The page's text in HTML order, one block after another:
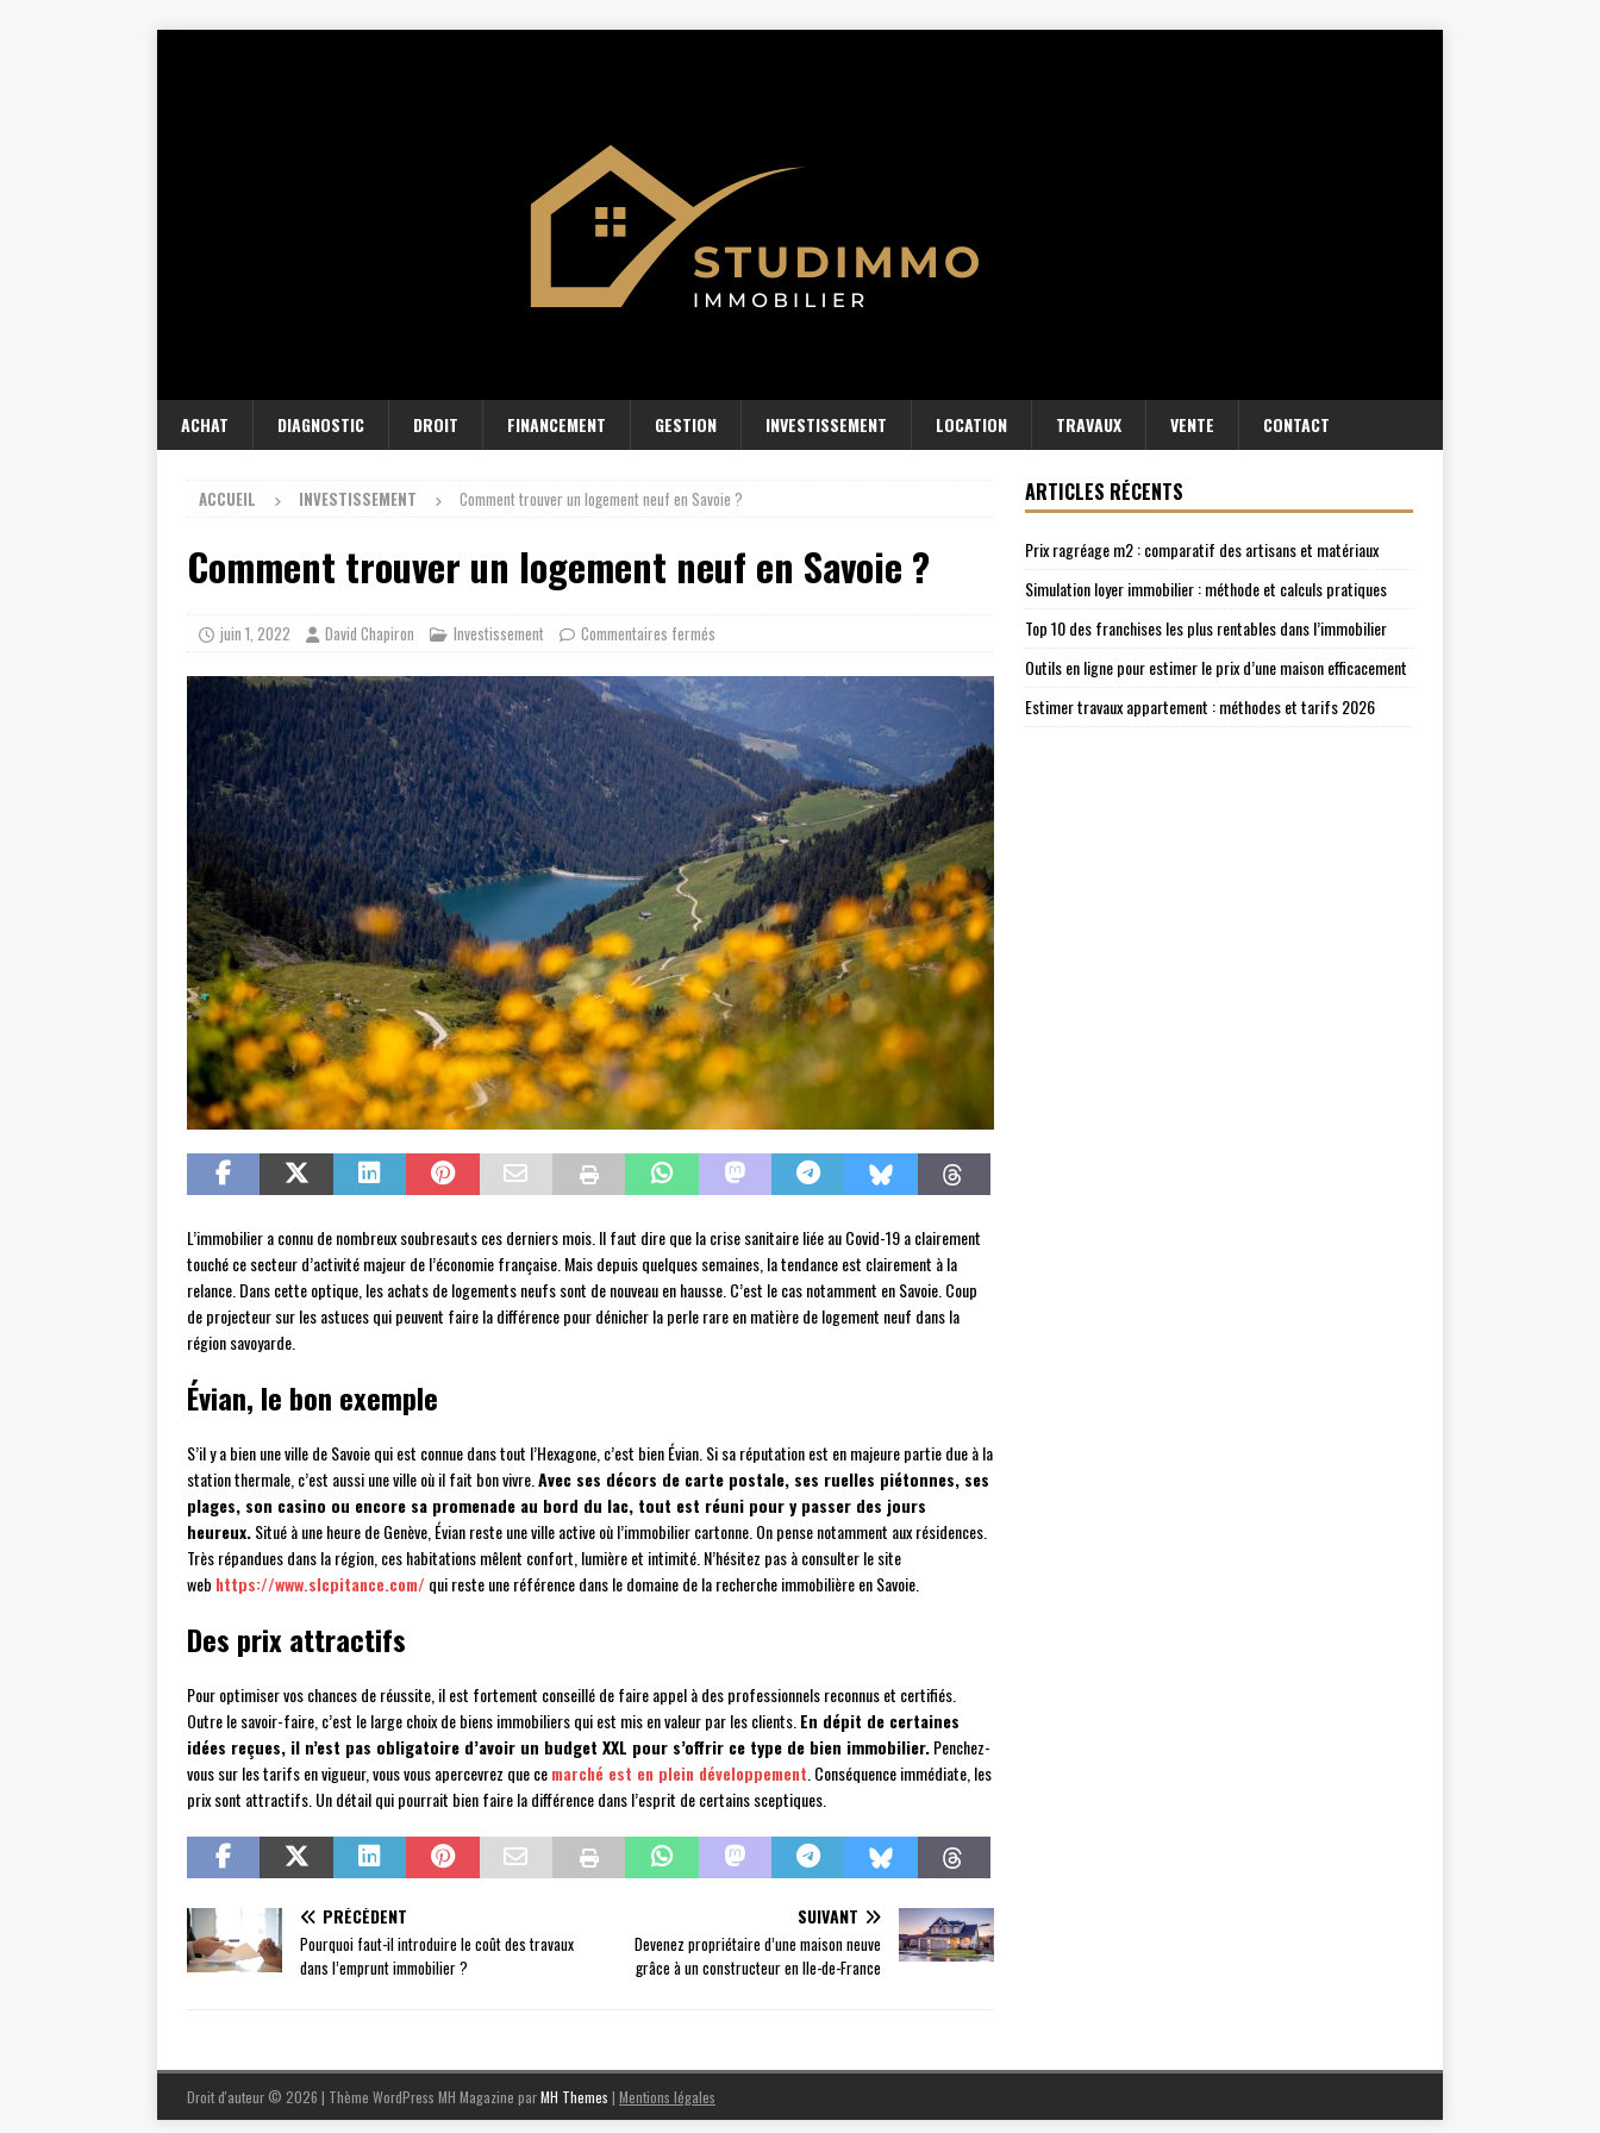
ACHAT DIAGNOSTIC DROIT FINANCEMENT GESTION INVESTISSEMENT LOCATION TRAVAUX VENTE CONTACT
ACCUEIL INVESTISSEMENT Comment trouver un logement neuf en Savoie ?
Comment trouver un logement neuf en Savoie ?
juin 1, 2022 David Chapiron Investissement Commentaires fermés
L’immobilier a connu de nombreux soubresauts ces derniers mois. Il faut dire que la crise sanitaire liée au Covid-19 a clairement
touché ce secteur d’activité majeur de l’économie française. Mais depuis quelques semaines, la tendance est clairement à la
relance. Dans cette optique, les achats de logements neufs sont de nouveau en hausse. C’est le cas notamment en Savoie. Coup
de projecteur sur les astuces qui peuvent faire la différence pour dénicher la perle rare en matière de logement neuf dans la
région savoyarde.
Évian, le bon exemple
S’il y a bien une ville de Savoie qui est connue dans tout l’Hexagone, c’est bien Évian. Si sa réputation est en majeure partie due à la
station thermale, c’est aussi une ville où il fait bon vivre.Avec ses décors de carte postale, ses ruelles piétonnes, ses
plages, son casino ou encore sa promenade au bord du lac, tout est réuni pour y passer des jours
heureux.Situé à une heure de Genève, Évian reste une ville active où l’immobilier cartonne. On pense notamment aux résidences.
Très répandues dans la région, ces habitations mêlent confort, lumière et intimité. N’hésitez pas à consulter le site
web https://www.slcpitance.com/ qui reste une référence dans le domaine de la recherche immobilière en Savoie.
Des prix attractifs
Pour optimiser vos chances de réussite, il est fortement conseillé de faire appel à des professionnels reconnus et certifiés.
Outre le savoir-faire, c’est le large choix de biens immobiliers qui est mis en valeur par les clients.En dépit de certaines
idées reçues, il n’est pas obligatoire d’avoir un budget XXL pour s’offrir ce type de bien immobilier.Penchez-
vous sur les tarifs en vigueur, vous vous apercevrez que cemarché est en plein développement. Conséquence immédiate, les
prix sont attractifs. Un détail qui pourrait bien faire la différence dans l’esprit de certains sceptiques.
PRÉCÉDENT
Pourquoi faut-il introduire le coût des travaux
dans l’emprunt immobilier ?
SUIVANT
Devenez propriétaire d’une maison neuve
grâce à un constructeur en Ile-de-France
ARTICLES RÉCENTS
Prix ragréage m2 : comparatif des artisans et matériaux
Simulation loyer immobilier : méthode et calculs pratiques
Top 10 des franchises les plus rentables dans l’immobilier
Outils en ligne pour estimer le prix d’une maison efficacement
Estimer travaux appartement : méthodes et tarifs 2026
Droit d'auteur © 2026 | Thème WordPress MH Magazine parMH Themes | Mentions légales